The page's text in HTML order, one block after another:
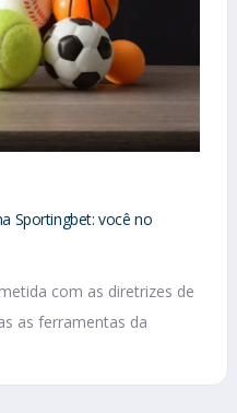
Sportingbet: você no
com as diretrizes de
as ferramentas da